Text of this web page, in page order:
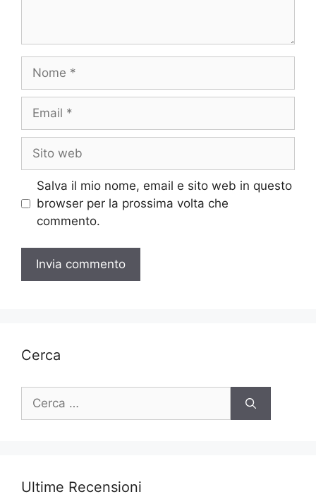
web
Salva il mio nome, email e sito web in questo
browser per la prossima volta che
commento.
Cerca
Ricerca
Ultime Recensioni